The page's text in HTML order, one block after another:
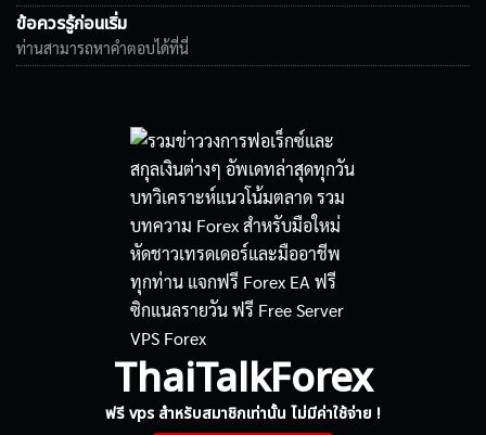
ข้อควรรู้ก่อนเริ่ม
ท่านสามารถหาคำตอบได้ที่นี่
ThaiTalkForex
ฟรี vps สำหรับสมาชิกเท่านั้น ไม่มีค่าใช้จ่าย !